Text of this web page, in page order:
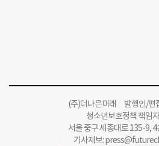
(주)더나은미래 발행인/편
청소년보호정책 책임
서울 중구 세종대로 135-9,
기사제보: